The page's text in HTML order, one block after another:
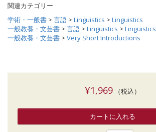
関連カテゴリー
学術・一般書 > 言語 > Linguistics > Linguistics
一般教養・文芸書 > 言語 > Linguistics > Linguistics
一般教養・文芸書 > Very Short Introductions
¥1,969（税込）
カートに入れる